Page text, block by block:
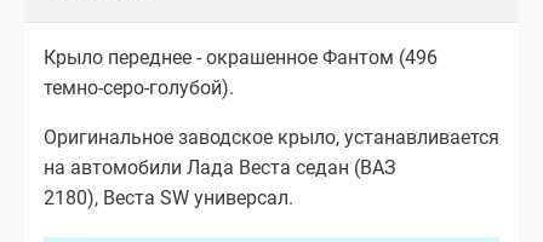
Крыло переднее - окрашенное Фантом (496
темно-серо-голубой).
Оригинальное заводское крыло, устанавливается
на автомобили Лада Веста седан (ВАЗ
2180), Веста SW универсал.